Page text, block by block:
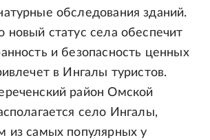
обследования зданий.
новый статус села обеспечит
и безопасность ценных
в Ингалы туристов.
район Омской
село Ингалы,
из самых популярных у